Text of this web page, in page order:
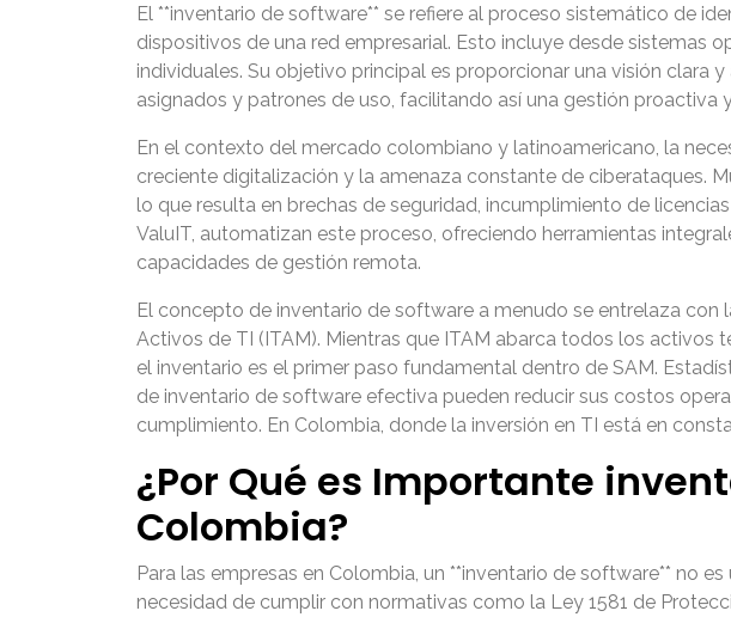
El **inventario de software** se refiere al proceso sistemático de
dispositivos de una red empresarial. Esto incluye desde sistemas
individuales. Su objetivo principal es proporcionar una visión clara
asignados y patrones de uso, facilitando así una gestión
En el contexto del mercado colombiano y latinoamericano, la
creciente digitalización y la amenaza constante de ciberataques.
lo que resulta en brechas de seguridad, incumplimiento de
ValuIT, automatizan este proceso, ofreciendo herramientas
capacidades de gestión remota.
El concepto de inventario de software a menudo se entrelaza
Activos de TI (ITAM). Mientras que ITAM abarca todos los
el inventario es el primer paso fundamental dentro de SAM.
de inventario de software efectiva pueden reducir sus costos
cumplimiento. En Colombia, donde la inversión en TI está en
¿Por Qué es Importante
Colombia?
Para las empresas en Colombia, un **inventario de software** no
necesidad de cumplir con normativas como la Ley 1581 de